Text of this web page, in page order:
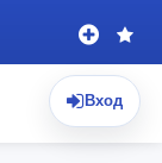
Вход